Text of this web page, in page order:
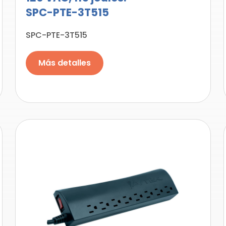
SPC-PTE-3T515
SPC-PTE-3T515
Más detalles